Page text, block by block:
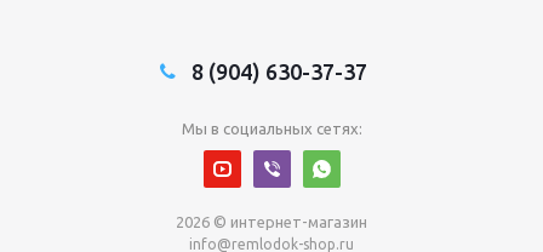
8 (904) 630-37-37
Мы в социальных сетях:
2026 © интернет-магазин
info@remlodok-shop.ru